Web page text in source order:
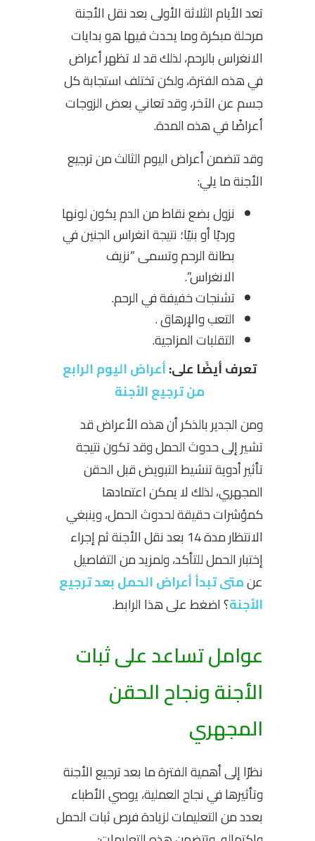
تعد الأيام الثلاثة الأولى بعد نقل الأجنة
مرحلة مبكرة وما يحدث فيها هو بدايات
الانغراس بالرحم، لذلك قد لا تظهر أعراض
في هذه الفترة، ولكن تختلف استجابة كل
جسم عن الآخر، وقد تعاني بعض الزوجات
أعراضًا في هذه المدة.
وقد تتضمن أعراض اليوم الثالث من ترجيع
الأجنة ما يلي:
نزول بضع نقاط من الدم يكون لونها
ورديًا أو بنيًا؛ نتيجة انغراس الجنين في
بطانة الرحم وتسمى “نزيف
الانغراس”.
تشنجات خفيفة في الرحم.
التعب والإرهاق .
التقلبات المزاجية.
تعرف أيضًا على:أعراض اليوم الرابع
من ترجيع الأجنة
ومن الجدير بالذكر أن هذه الأعراض قد
تشير إلى حدوث الحمل وقد تكون نتيجة
تأثير أدوية تنشيط التبويض قبل الحقن
المجهري، لذلك لا يمكن اعتمادها
كمؤشرات حقيقة لحدوث الحمل، وينبغي
الانتظار مدة 14 بعد نقل الأجنة ثم إجراء
إختبار الحمل للتأكد، ولمزيد من التفاصيل
عنمتى تبدأ أعراض الحمل بعد ترجيع
الأجنة؟ اضغط على هذا الرابط.
عوامل تساعد على ثبات
الأجنة ونجاح الحقن
المجهري
نظرًا إلى أهمية الفترة ما بعد ترجيع الأجنة
وتأثيرها في نجاح العملية، يوصي الأطباء
بعدد من التعليمات لزيادة فرص ثبات الحمل